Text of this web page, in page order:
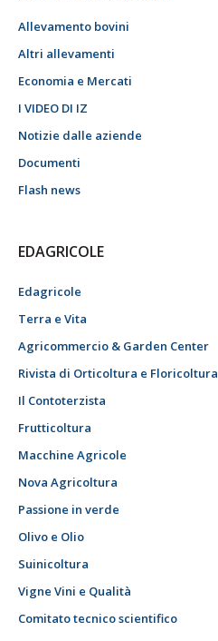
Allevamento bovini
Altri allevamenti
Economia e Mercati
I VIDEO DI IZ
Notizie dalle aziende
Documenti
Flash news
EDAGRICOLE
Edagricole
Terra e Vita
Agricommercio & Garden Center
Rivista di Orticoltura e Floricoltura
Il Contoterzista
Frutticoltura
Macchine Agricole
Nova Agricoltura
Passione in verde
Olivo e Olio
Suinicoltura
Vigne Vini e Qualità
Comitato tecnico scientifico